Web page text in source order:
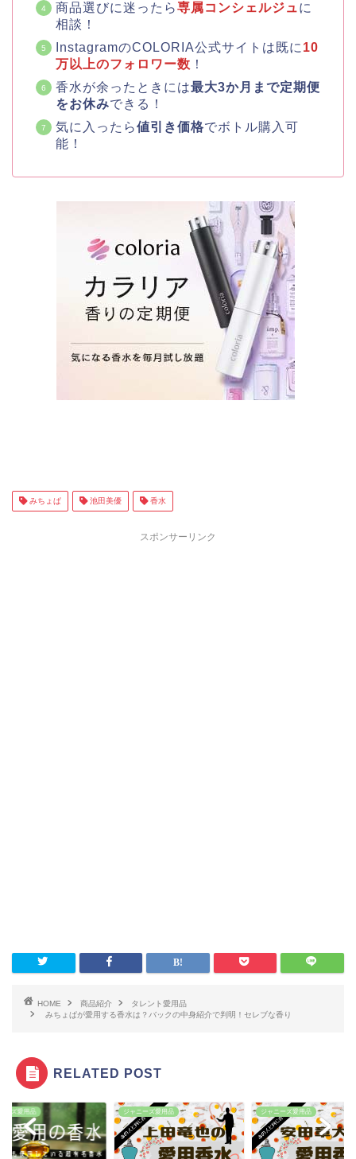
商品選びに迷ったら専属コンシェルジュに
相談！
InstagramのCOLORIA公式サイトは既に 10
万以上のフォロワー数 ！
香水が余ったときには最大3か月まで定期便
をお休みできる！
気に入ったら値引き価格でボトル購入可
能！
みちょぱ 池田美優 香水
スポンサーリンク
HOME 商品紹介
タレント愛用品
みちょぱが愛用する香水は？バックの中身紹介で判明！セレブな香り
RELATED POST
ーズ愛用品 ジャニーズ愛用品 ジャニーズ愛用品